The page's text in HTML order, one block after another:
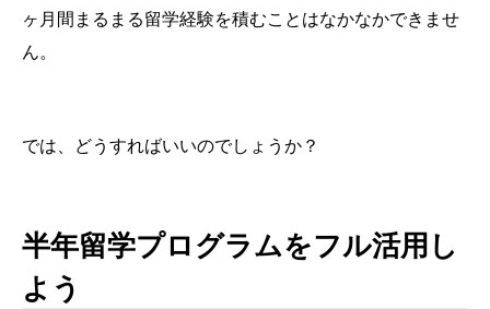
ヶ月間まるまる留学経験を積むことはなかなかできませ
ん。
では、どうすればいいのでしょうか？
半年留学プログラムをフル活用し
よう